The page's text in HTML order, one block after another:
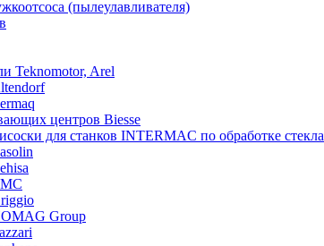
(пылеулавливателя)
Teknomotor, Arel
центров Biesse
для станков INTERMAC по обработке стекла
Group